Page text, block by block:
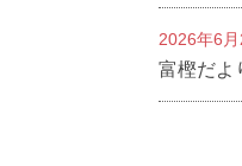
2026年6月
富樫だ